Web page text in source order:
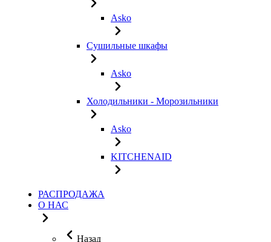
Asko
Сушильные шкафы
Asko
Холодильники - Морозильники
Asko
KITCHENAID
РАСПРОДАЖА
О НАС
Назад